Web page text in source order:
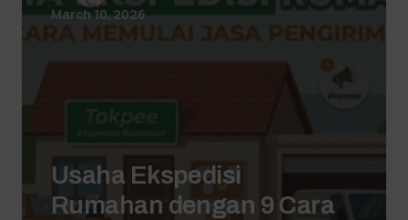
March 10, 2026
Usaha Ekspedisi
Rumahan dengan 9 Cara